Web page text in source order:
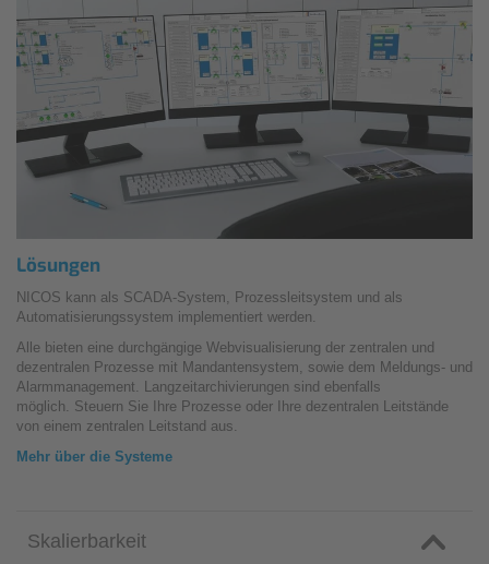
Lösungen
NICOS kann als SCADA-System, Prozessleitsystem und als
Automatisierungssystem implementiert werden.
Alle bieten eine durchgängige Webvisualisierung der zentralen und
dezentralen Prozesse mit Mandantensystem, sowie dem Meldungs- und
Alarmmanagement. Langzeitarchivierungen sind ebenfalls
möglich. Steuern Sie Ihre Prozesse oder Ihre dezentralen Leitstände
von einem zentralen Leitstand aus.
Mehr über die Systeme
Skalierbarkeit